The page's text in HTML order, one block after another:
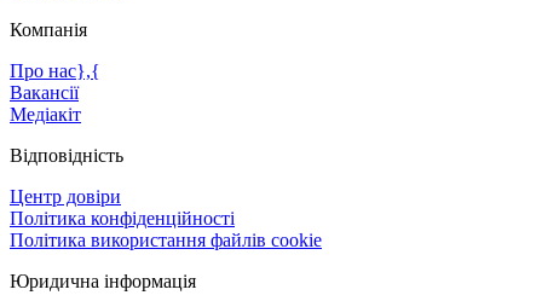
Компанія
Про нас},{
Вакансії
Медіакіт
Відповідність
Центр довіри
Політика конфіденційності
Політика використання файлів cookie
Юридична інформація